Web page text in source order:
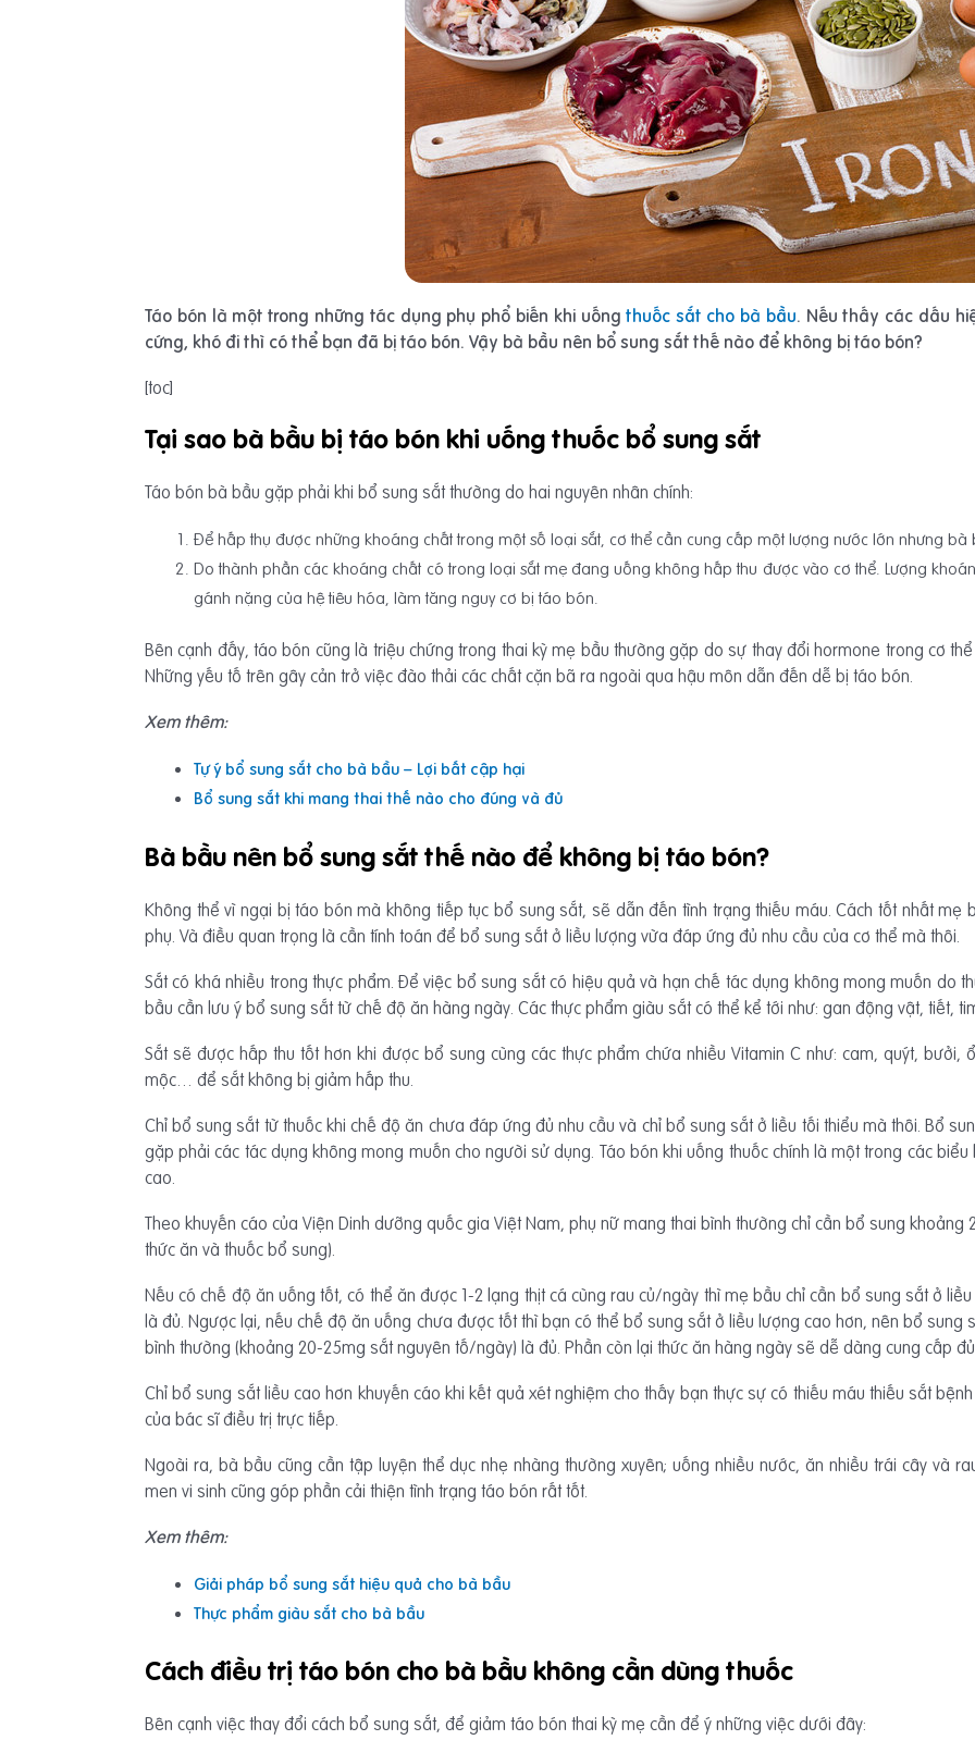
Táo bón là một trong những tác dụng phụ phổ biến khi uốngthuốc sắt cho bà bầu. Nếu thấy các dấu
cứng, khó đi thì có thể bạn đã bị táo bón. Vậy bà bầu nên bổ sung sắt thế nào để không bị táo bón?
[toc]
Tại sao bà bầu bị táo bón khi uống thuốc bổ sung sắt
Táo bón bà bầu gặp phải khi bổ sung sắt thường do hai nguyên nhân chính:
Để hấp thụ được những khoáng chất trong một số loại sắt, cơ thể cần cung cấp một lượng nước lớn nhưng
Do thành phần các khoáng chất có trong loại sắt mẹ đang uống không hấp thu được vào cơ thể. Lượng
gánh nặng của hệ tiêu hóa, làm tăng nguy cơ bị táo bón.
Bên cạnh đấy, táo bón cũng là triệu chứng trong thai kỳ mẹ bầu thường gặp do sự thay đổi hormone trong cơ
Những yếu tố trên gây cản trở việc đào thải các chất cặn bã ra ngoài qua hậu môn dẫn đến dễ bị táo bón.
Xem thêm:
Tự ý bổ sung sắt cho bà bầu – Lợi bất cập hại
Bổ sung sắt khi mang thai thế nào cho đúng và đủ
Bà bầu nên bổ sung sắt thế nào để không bị táo bón?
Không thể vì ngại bị táo bón mà không tiếp tục bổ sung sắt, sẽ dẫn đến tình trạng thiếu máu. Cách tốt nhất
phụ. Và điều quan trọng là cần tính toán để bổ sung sắt ở liều lượng vừa đáp ứng đủ nhu cầu của cơ thể mà thôi.
Sắt có khá nhiều trong thực phẩm. Để việc bổ sung sắt có hiệu quả và hạn chế tác dụng không mong muốn do
bầu cần lưu ý bổ sung sắt từ chế độ ăn hàng ngày. Các thực phẩm giàu sắt có thể kể tới như: gan động vật, tiết,
Sắt sẽ được hấp thu tốt hơn khi được bổ sung cùng các thực phẩm chứa nhiều Vitamin C như: cam, quýt,
mộc… để sắt không bị giảm hấp thu.
Chỉ bổ sung sắt từ thuốc khi chế độ ăn chưa đáp ứng đủ nhu cầu và chỉ bổ sung sắt ở liều tối thiểu mà thôi. Bổ
gặp phải các tác dụng không mong muốn cho người sử dụng. Táo bón khi uống thuốc chính là một trong các
cao.
Theo khuyến cáo của Viện Dinh dưỡng quốc gia Việt Nam, phụ nữ mang thai bình thường chỉ cần bổ sung
thức ăn và thuốc bổ sung).
Nếu có chế độ ăn uống tốt, có thể ăn được 1-2 lạng thịt cá cùng rau củ/ngày thì mẹ bầu chỉ cần bổ sung sắt ở
là đủ. Ngược lại, nếu chế độ ăn uống chưa được tốt thì bạn có thể bổ sung sắt ở liều lượng cao hơn, nên bổ
bình thường (khoảng 20-25mg sắt nguyên tố/ngày) là đủ. Phần còn lại thức ăn hàng ngày sẽ dễ dàng cung cấp
Chỉ bổ sung sắt liều cao hơn khuyến cáo khi kết quả xét nghiệm cho thấy bạn thực sự có thiếu máu thiếu sắt
của bác sĩ điều trị trực tiếp.
Ngoài ra, bà bầu cũng cần tập luyện thể dục nhẹ nhàng thường xuyên; uống nhiều nước, ăn nhiều trái cây và
men vi sinh cũng góp phần cải thiện tình trạng táo bón rất tốt.
Xem thêm:
Giải pháp bổ sung sắt hiệu quả cho bà bầu
Thực phẩm giàu sắt cho bà bầu
Cách điều trị táo bón cho bà bầu không cần dùng thuốc
Bên cạnh việc thay đổi cách bổ sung sắt, để giảm táo bón thai kỳ mẹ cần để ý những việc dưới đây: